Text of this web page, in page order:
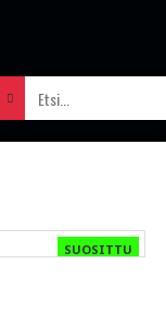
SUOSITTU